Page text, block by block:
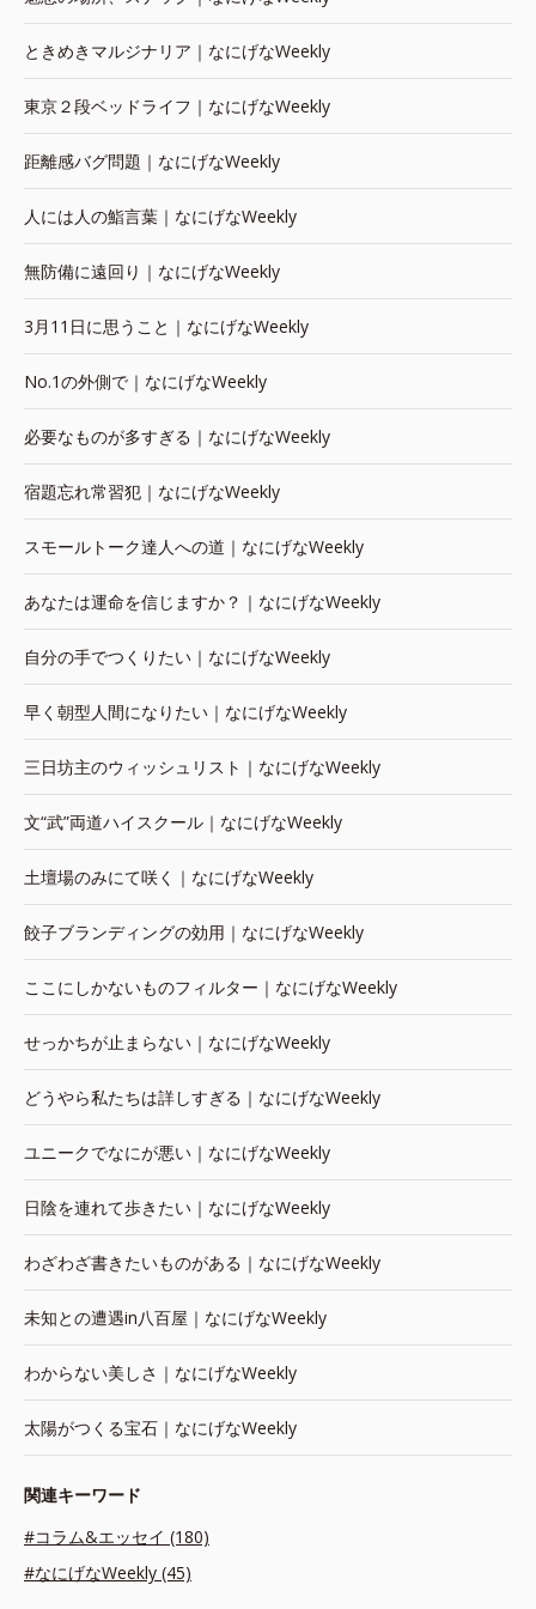
ときめきマルジナリア｜なにげなWeekly
東京２段ベッドライフ｜なにげなWeekly
距離感バグ問題｜なにげなWeekly
人には人の鮨言葉｜なにげなWeekly
無防備に遠回り｜なにげなWeekly
3月11日に思うこと｜なにげなWeekly
No.1の外側で｜なにげなWeekly
必要なものが多すぎる｜なにげなWeekly
宿題忘れ常習犯｜なにげなWeekly
スモールトーク達人への道｜なにげなWeekly
あなたは運命を信じますか？｜なにげなWeekly
自分の手でつくりたい｜なにげなWeekly
早く朝型人間になりたい｜なにげなWeekly
三日坊主のウィッシュリスト｜なにげなWeekly
文“武”両道ハイスクール｜なにげなWeekly
土壇場のみにて咲く｜なにげなWeekly
餃子ブランディングの効用｜なにげなWeekly
ここにしかないものフィルター｜なにげなWeekly
せっかちが止まらない｜なにげなWeekly
どうやら私たちは詳しすぎる｜なにげなWeekly
ユニークでなにが悪い｜なにげなWeekly
日陰を連れて歩きたい｜なにげなWeekly
わざわざ書きたいものがある｜なにげなWeekly
未知との遭遇in八百屋｜なにげなWeekly
わからない美しさ｜なにげなWeekly
太陽がつくる宝石｜なにげなWeekly
関連キーワード
#コラム&エッセイ (180)
#なにげなWeekly (45)